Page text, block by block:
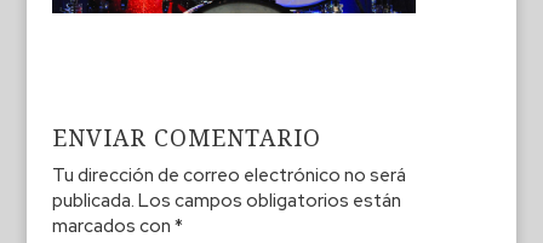
ENVIAR COMENTARIO
Tu dirección de correo electrónico no será
publicada. Los campos obligatorios están
marcados con *